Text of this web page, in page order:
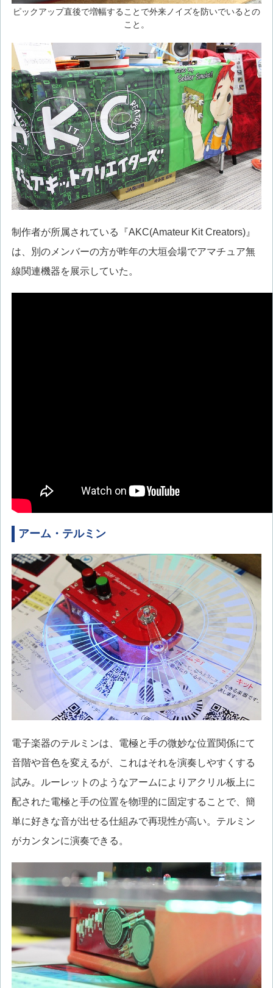
ピックアップ直後で増幅することで外来ノイズを防いでいるとの
こと。
制作者が所属されている『AKC(Amateur Kit Creators)』
は、別のメンバーの方が昨年の大垣会場でアマチュア無
線関連機器を展示していた。
アーム・テルミン
電子楽器のテルミンは、電極と手の微妙な位置関係にて
音階や音色を変えるが、これはそれを演奏しやすくする
試み。ルーレットのようなアームによりアクリル板上に
配された電極と手の位置を物理的に固定することで、簡
単に好きな音が出せる仕組みで再現性が高い。テルミン
がカンタンに演奏できる。